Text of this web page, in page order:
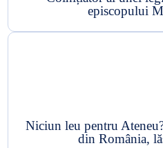
episcopului
Niciun leu pentru
din România,